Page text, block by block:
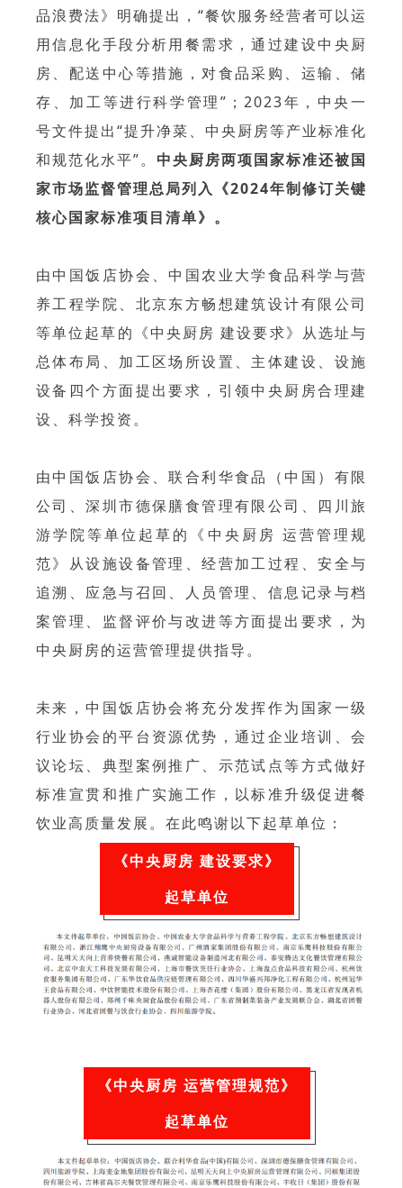
品浪费法》明确提出，“餐饮服务经营者可以运
用信息化手段分析用餐需求，通过建设中央厨
房、配送中心等措施，对食品采购、运输、储
存、加工等进行科学管理”；2023年，中央一
号文件提出“提升净菜、中央厨房等产业标准化
和规范化水平”。 中央厨房两项国家标准还被国
家市场监督管理总局列入《2024年制修订关键
核心国家标准项目清单》。
由中国饭店协会、中国农业大学食品科学与营
养工程学院、北京东方畅想建筑设计有限公司
等单位起草的《中央厨房 建设要求》从选址与
总体布局、加工区场所设置、主体建设、设施
设备四个方面提出要求，引领中央厨房合理建
设、科学投资。
由中国饭店协会、联合利华食品（中国）有限
公司、深圳市德保膳食管理有限公司、四川旅
游学院等单位起草的《中央厨房 运营管理规
范》从设施设备管理、经营加工过程、安全与
追溯、应急与召回、人员管理、信息记录与档
案管理、监督评价与改进等方面提出要求，为
中央厨房的运营管理提供指导。
未来，中国饭店协会将充分发挥作为国家一级
行业协会的平台资源优势，通过企业培训、会
议论坛、典型案例推广、示范试点等方式做好
标准宣贯和推广实施工作，以标准升级促进餐
饮业高质量发展。在此鸣谢以下起草单位：
《中央厨房 建设要求》
起草单位
《中央厨房 运营管理规范》
起草单位